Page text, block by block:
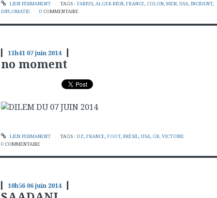
LIEN PERMANENT TAGS : FABIUS, ALGER-RIEN, FRANCE, COLON, BIEN, USA, INCIDENT,
DIPLOMATIE
0 COMMENTAIRE
11h41 07juin 2014
no moment
LIEN PERMANENT TAGS : DZ, FRANCE, FOOT, BRÉSIL, USA, GB, VICTOIRE
0 COMMENTAIRE
10h56 06juin 2014